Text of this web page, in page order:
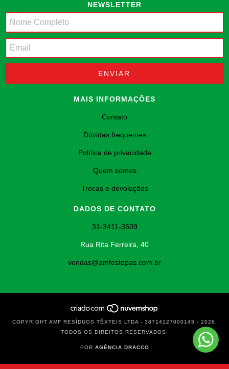
NEWSLETTER
MAIS INFORMAÇÕES
Contato
Dúvidas frequentes
Política de privacidade
Quem somos
Trocas e devoluções
DADOS DE CONTATO
31-3411-3509
Rua Rita Ferreira, 40
vendas@amfestopas.com.br
COPYRIGHT AMF RESÍDUOS TÊXTEIS LTDA - 38714127000145 - 2026.
TODOS OS DIREITOS RESERVADOS.
POR AGÊNCIA DRACCO